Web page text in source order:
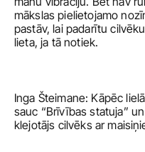
mākslas pielietojamo
pastāv, lai padarītu
lieta, ja tā notiek.
Inga Šteimane: Kāpēc
sauc “Brīvības statuja”
klejotājs cilvēks ar